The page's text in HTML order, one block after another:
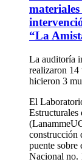
“La
La auditoría
realizaron 14
hicieron 3
El
Estructurales
construcción
puente sobre
Nacional